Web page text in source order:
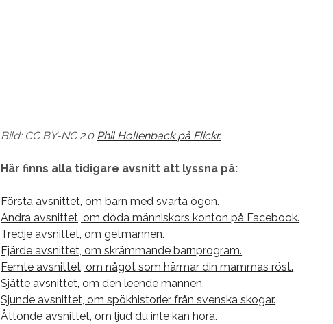
Bild: CC BY-NC 2.0 Phil Hollenback på Flickr.
Här finns alla tidigare avsnitt att lyssna på:
Första avsnittet, om barn med svarta ögon.
Andra avsnittet, om döda människors konton på Facebook.
Tredje avsnittet, om getmannen.
Fjärde avsnittet, om skrämmande barnprogram.
Femte avsnittet, om något som härmar din mammas röst.
Sjätte avsnittet, om den leende mannen.
Sjunde avsnittet, om spökhistorier från svenska skogar.
Åttonde avsnittet, om ljud du inte kan höra.